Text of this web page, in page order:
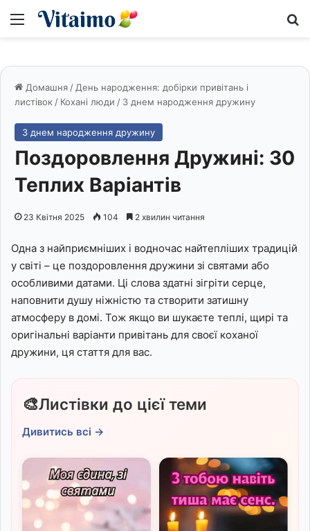
Меню
Домашня / День народження: добірки привітань і
листівок / Кохані люди / З днем народження дружину
З днем народження дружину
Поздоровлення Дружині: 30
Теплих Варіантів
23 Квітня 2025 104 2 хвилин читання
Одна з найприємніших і водночас найтепліших традицій
у світі – це поздоровлення дружини зі святами або
особливими датами. Ці слова здатні зігріти серце,
наповнити душу ніжністю та створити затишну
атмосферу в домі. Тож якщо ви шукаєте теплі, щирі та
оригінальні варіанти привітань для своєї коханої
дружини, ця стаття для вас.
🎨Листівки до цієї теми
Дивитись всі →